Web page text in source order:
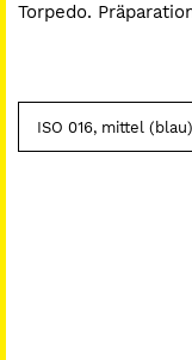
Torpedo.